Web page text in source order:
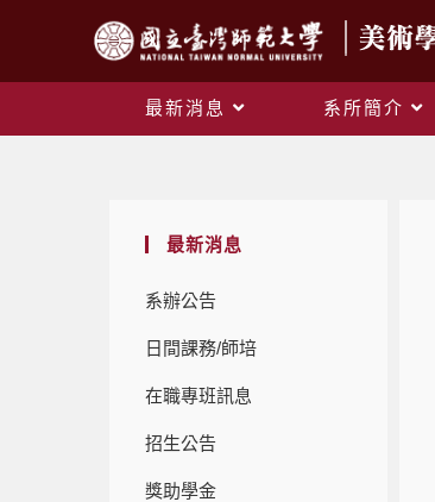
最新消息 系所簡介
最新消息
系辦公告
日間課務/師培
在職專班訊息
招生公告
獎助學金